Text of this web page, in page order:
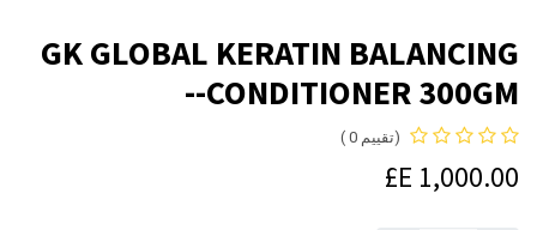
GK GLOBAL KERATIN BALANCING
CONDITIONER 300GM--
(تقييم 0 )
1,000.00